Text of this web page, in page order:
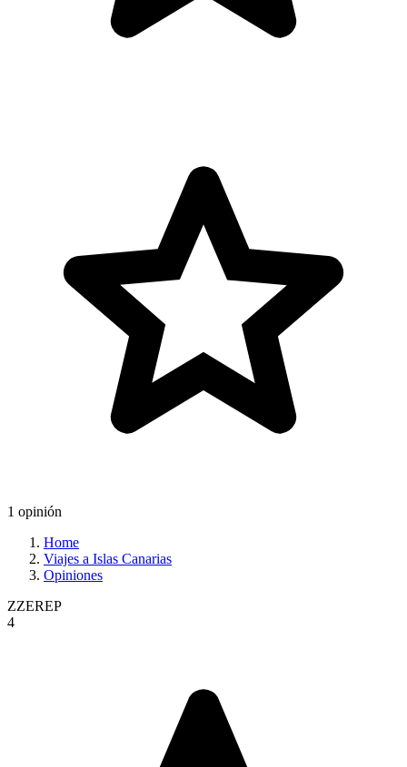
1 opinión
Home
Viajes a Islas Canarias
Opiniones
ZZEREP
4